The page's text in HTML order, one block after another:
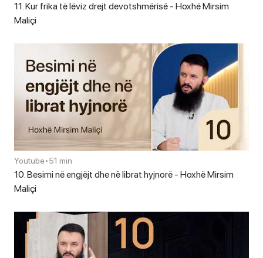
11. Kur frika të lëviz drejt devotshmërisë - Hoxhë Mirsim
Maliçi
Youtube•51 min
10. Besimi në engjëjt dhe në librat hyjnorë - Hoxhë Mirsim
Maliçi